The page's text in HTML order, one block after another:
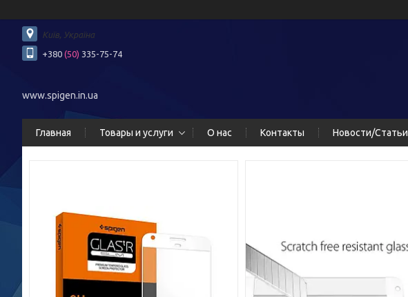
Київ, Україна
+380 (50) 335-75-74
www.spigen.in.ua
Главная Товары и услуги О нас Контакты Новости/Статьи